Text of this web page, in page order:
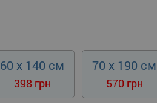
60 x 140 см
398 грн
70 x 190 см
570 грн